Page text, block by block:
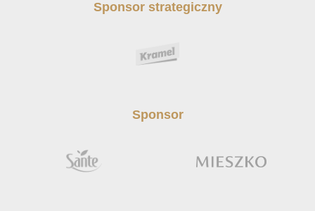
Sponsor strategiczny
Sponsor